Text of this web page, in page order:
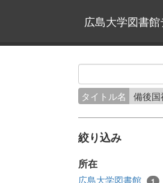
広島大学図書
タイトル名 備後
絞り込み
所在
広島大学図書館